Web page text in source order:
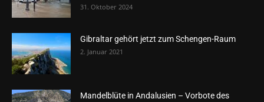
31. Oktober 2024
Gibraltar gehört jetzt zum Schengen-Raum
2. Januar 2021
Mandelblüte in Andalusien – Vorbote des